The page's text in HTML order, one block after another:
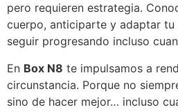
pero requieren estrategia.
cuerpo, anticiparte y adaptar
seguir progresando incluso
En Box N8 te impulsamos a
circunstancia. Porque no
sino de hacer mejor… incluso